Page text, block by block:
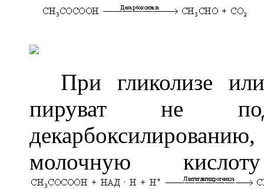
При гликолизе
пируват не
молочную